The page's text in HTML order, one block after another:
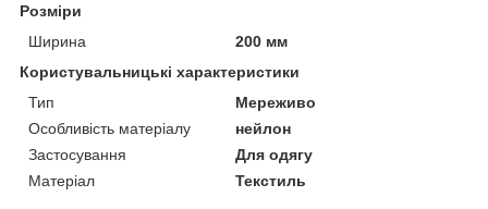
Розміри
Ширина
200 мм
Користувальницькі характеристики
Тип
Мереживо
Особливість матеріалу
нейлон
Застосування
Для одягу
Матеріал
Текстиль